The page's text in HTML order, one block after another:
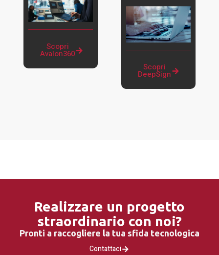
Scopri
Avalon360
Scopri
DeepSign
Realizzare un progetto
straordinario con noi?
Pronti a raccogliere la tua sfida tecnologica
Contattaci